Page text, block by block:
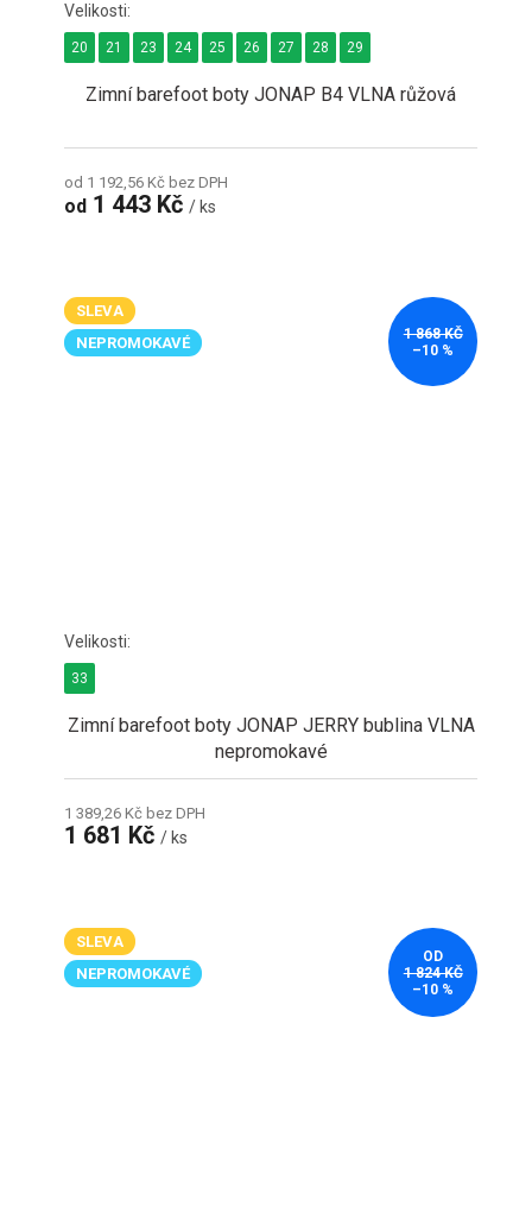
Zimní barefoot boty JONAP B4 VLNA růžová
od 1 192,56 Kč bez DPH
od 1 443 Kč/ ks
20 21 23 24 25 26 27 28 29
SLEVA
NEPROMOKAVÉ
1 868 KČ
–10 %
Zimní barefoot boty JONAP JERRY bublina VLNA
nepromokavé
1 389,26 Kč bez DPH
1 681 Kč/ ks
33
SLEVA
NEPROMOKAVÉ
OD
1 824 KČ
–10 %